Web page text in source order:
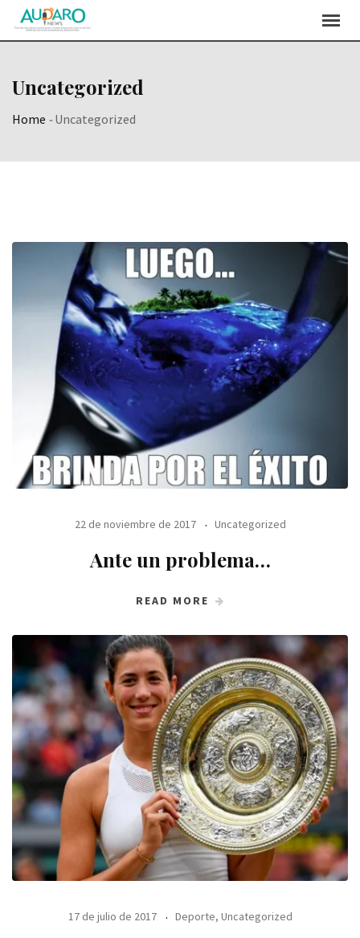
Uncategorized
Home -Uncategorized
22 de noviembre de 2017 Uncategorized
Ante un problema…
READ MORE
17 de julio de 2017 Deporte, Uncategorized